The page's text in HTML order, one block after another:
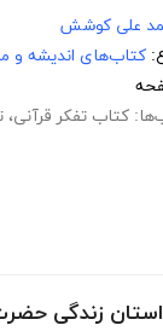
علی کوشش
کتاب‌های اندیشه و
کتاب تفکر قرآنی،
زندگی